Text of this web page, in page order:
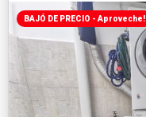
BAJÓ DE PRECIO - Aproveche!